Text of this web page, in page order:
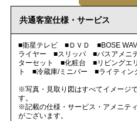
共通客室仕様・サービス
■衛星テレビ ■ＤＶＤ ■BOSE
ライヤー ■スリッパ ■バスアメニ
ターセット ■化粧台 ■リビングエ
ト ■冷蔵庫/ミニバー ■ライティ
※写真・見取り図はすべてイメージ
す。
※記載の仕様・サービス・アメニテ
がございます。